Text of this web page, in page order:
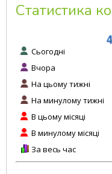
Статистика
Сьогодні
Вчора
На цьому тижні
На минулому тижні
В цьому місяці
В минулому місяці
За весь час